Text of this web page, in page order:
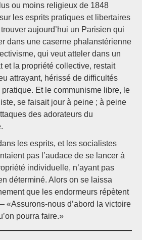
ou moins religieux de 1848
les esprits pratiques et libertaires
aujourd’hui un Parisien qui
dans une caserne phalanstérienne
qui veut atteler dans un
et la propriété collective, restait
attrayant, hérissé de difficultés
Et le communisme libre, le
se faisait jour à peine ; à peine
des adorateurs du
les esprits, et les socialistes
pas l’audace de se lancer à
individuelle, n’ayant pas
déterminé. Alors on se laissa
que les endormeurs répètent
«Assurons-nous d’abord la victoire
pourra faire.»